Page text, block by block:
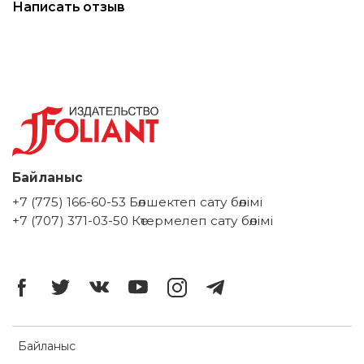
Написать отзыв
Байланыс
Байланыс
+7 (775) 166-60-53 Бөлшектеп сату бөлімі
+7 (707) 371-03-50 Көтермелеп сату бөлімі